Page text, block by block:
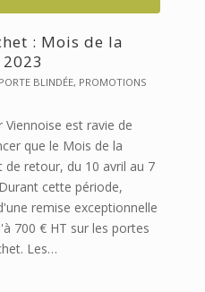
: Mois de la
PORTE BLINDÉE, PROMOTIONS
Viennoise est ravie de
que le Mois de la
de retour, du 10 avril au 7
cette période,
remise exceptionnelle
700 € HT sur les portes
Les…